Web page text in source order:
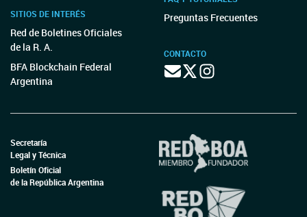
SITIOS DE INTERÉS
Red de Boletines Oficiales
de la R. A.
BFA Blockchain Federal
Argentina
Preguntas Frecuentes
CONTACTO
Secretaría
Legal y Técnica
Boletín Oficial
de la República Argentina